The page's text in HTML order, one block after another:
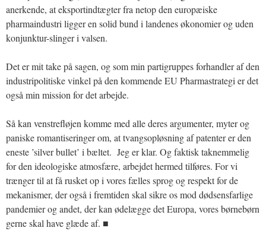
anerkende, at eksportindtægter fra netop den europæiske
pharmaindustri ligger en solid bund i landenes økonomier og uden
konjunktur-slinger i valsen.
Det er mit take på sagen, og som min partigruppes forhandler af den
industripolitiske vinkel på den kommende EU Pharmastrategi er det
også min mission for det arbejde.
Så kan venstrefløjen komme med alle deres argumenter, myter og
paniske romantiseringer om, at tvangsopløsning af patenter er den
eneste ’silver bullet’ i bæltet. Jeg er klar. Og faktisk taknemmelig
for den ideologiske atmosfære, arbejdet hermed tilføres. For vi
trænger til at få rusket op i vores fælles sprog og respekt for de
mekanismer, der også i fremtiden skal sikre os mod dødsensfarlige
pandemier og andet, der kan ødelægge det Europa, vores børnebørn
gerne skal have glæde af. ■